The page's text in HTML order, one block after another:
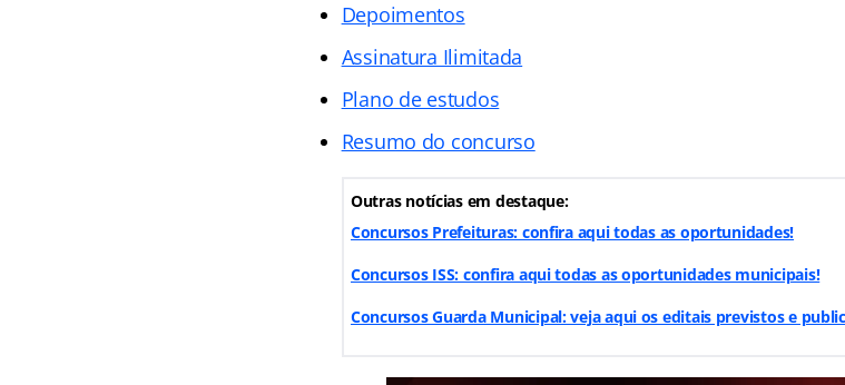
Depoimentos
Assinatura Ilimitada
Plano de estudos
Resumo do concurso
Outras notícias em destaque:
Concursos Prefeituras: confira aqui todas as oportunidades!
Concursos ISS: confira aqui todas as oportunidades municipais!
Concursos Guarda Municipal: veja aqui os editais previstos e